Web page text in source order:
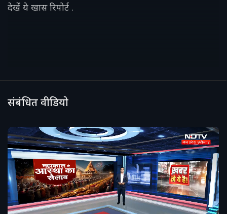
देखें ये खास रिपोर्ट .
संबंधित वीडियो